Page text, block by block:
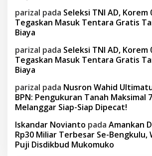
parizal pada Seleksi TNI AD, Korem
Tegaskan Masuk Tentara Gratis
Biaya
parizal pada Seleksi TNI AD, Korem
Tegaskan Masuk Tentara Gratis
Biaya
parizal pada Nusron Wahid
BPN: Pengukuran Tanah Maksimal
Melanggar Siap-Siap Dipecat!
Iskandar Novianto pada Amankan
Rp30 Miliar Terbesar Se-Bengkulu,
Puji Disdikbud Mukomuko